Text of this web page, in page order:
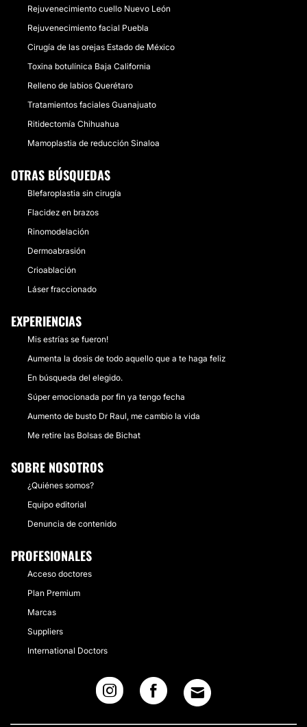
Rejuvenecimiento cuello Nuevo León
Rejuvenecimiento facial Puebla
Cirugía de las orejas Estado de México
Toxina botulínica Baja California
Relleno de labios Querétaro
Tratamientos faciales Guanajuato
Ritidectomía Chihuahua
Mamoplastia de reducción Sinaloa
OTRAS BÚSQUEDAS
Blefaroplastia sin cirugía
Flacidez en brazos
Rinomodelación
Dermoabrasión
Crioablación
Láser fraccionado
EXPERIENCIAS
Mis estrías se fueron!
Aumenta la dosis de todo aquello que a te haga feliz
En búsqueda del elegido.
Súper emocionada por fin ya tengo fecha
Aumento de busto Dr Raul, me cambio la vida
Me retire las Bolsas de Bichat
SOBRE NOSOTROS
¿Quiénes somos?
Equipo editorial
Denuncia de contenido
PROFESIONALES
Acceso doctores
Plan Premium
Marcas
Suppliers
International Doctors